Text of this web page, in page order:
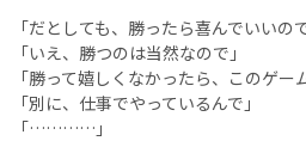
「だとしても、勝ったら喜んでいいの
「いえ、勝つのは当然なので」
「勝って嬉しくなかったら、このゲー
「別に、仕事でやっているんで」
「…………」